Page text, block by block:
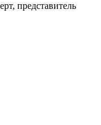
представитель